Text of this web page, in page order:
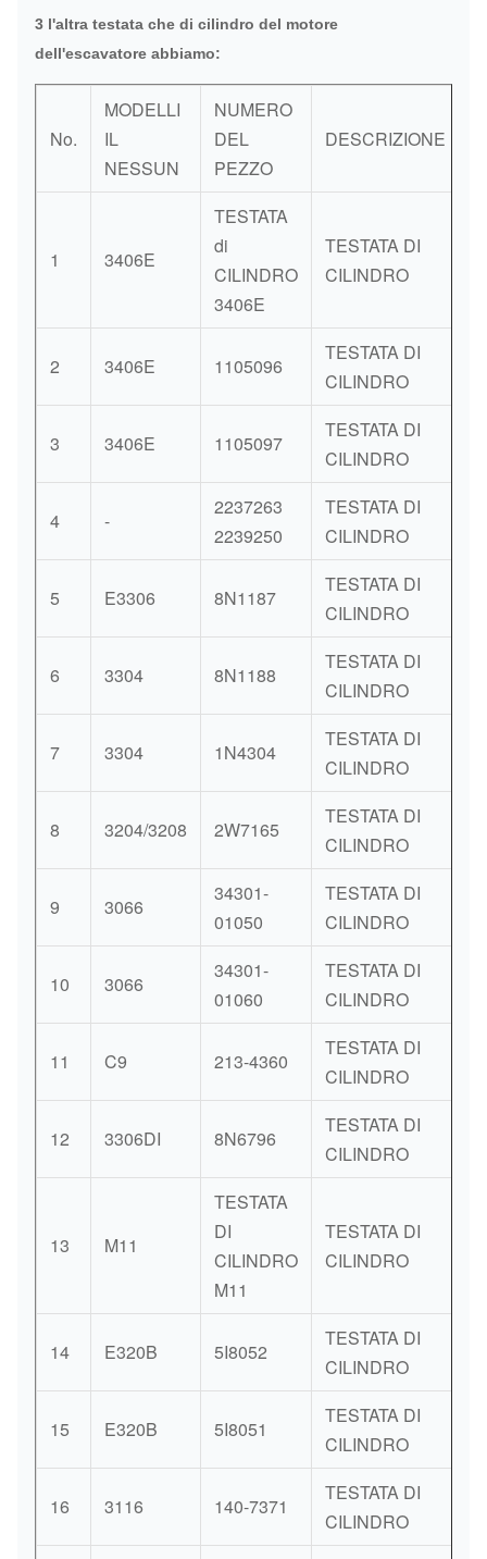
3 l'altra testata che di cilindro del motore
dell'escavatore abbiamo:
No.
MODELLI
IL
NESSUN
NUMERO
DEL
PEZZO
DESCRIZIONE
1 3406E
TESTATA
di
CILINDRO
3406E
TESTATA DI
CILINDRO
2 3406E 1105096
TESTATA DI
CILINDRO
3 3406E 1105097
TESTATA DI
CILINDRO
4 -
2237263
2239250
TESTATA DI
CILINDRO
5 E3306 8N1187
TESTATA DI
CILINDRO
6 3304 8N1188
TESTATA DI
CILINDRO
7 3304 1N4304
TESTATA DI
CILINDRO
8 3204/3208 2W7165
TESTATA DI
CILINDRO
9 3066
34301-
01050
TESTATA DI
CILINDRO
10 3066
34301-
01060
TESTATA DI
CILINDRO
11 C9 213-4360
TESTATA DI
CILINDRO
12 3306DI 8N6796
TESTATA DI
CILINDRO
13 M11
TESTATA
DI
CILINDRO
M11
TESTATA DI
CILINDRO
14 E320B 5I8052
TESTATA DI
CILINDRO
15 E320B 5I8051
TESTATA DI
CILINDRO
16 3116 140-7371
TESTATA DI
CILINDRO